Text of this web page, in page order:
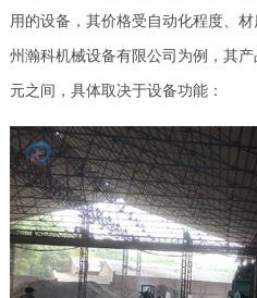
用的设备，其价格受自动化程度、
州瀚科机械设备有限公司为例，其
元之间，具体取决于设备功能：